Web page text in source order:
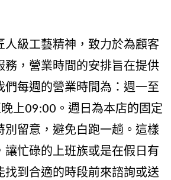
人級工藝精神，致力於為顧客
務，營業時間的安排旨在提供
們每週的營業時間為：週一至
上09:00。週日為本店的固定
別留意，避免白跑一趟。這樣
讓忙碌的上班族或是在假日有
找到合適的時段前來諮詢或送